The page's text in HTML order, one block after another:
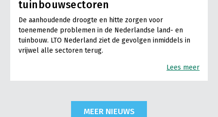
tuinbouwsectoren
De aanhoudende droogte en hitte zorgen voor
toenemende problemen in de Nederlandse land- en
tuinbouw. LTO Nederland ziet de gevolgen inmiddels in
vrijwel alle sectoren terug.
Lees meer
MEER NIEUWS